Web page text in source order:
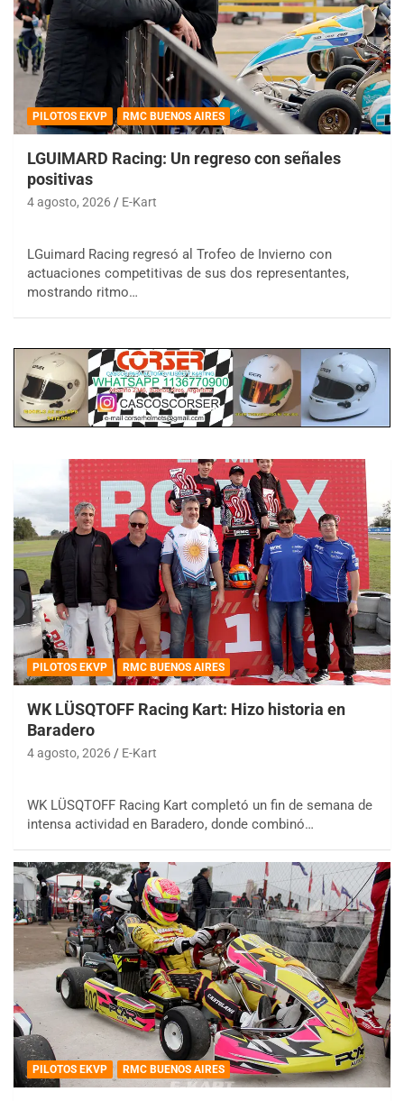
PILOTOS EKVP RMC BUENOS AIRES
LGUIMARD Racing: Un regreso con señales
positivas
4 agosto, 2026 E-Kart
LGuimard Racing regresó al Trofeo de Invierno con
actuaciones competitivas de sus dos representantes,
mostrando ritmo…
PILOTOS EKVP RMC BUENOS AIRES
WK LÜSQTOFF Racing Kart: Hizo historia en
Baradero
4 agosto, 2026 E-Kart
WK LÜSQTOFF Racing Kart completó un fin de semana de
intensa actividad en Baradero, donde combinó…
PILOTOS EKVP RMC BUENOS AIRES